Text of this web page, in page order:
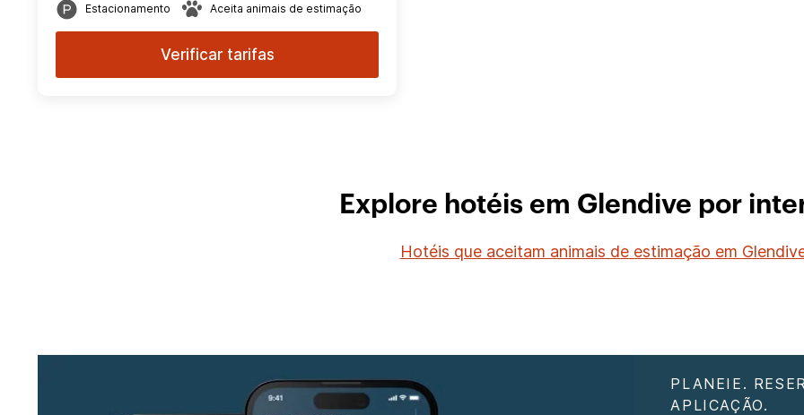
Estacionamento Aceita animais de estimação
Verificar tarifas
Explore hotéis em Glendive por
Hotéis que aceitam animais de estimação em
PLANEIE.
APLICAÇÃO.